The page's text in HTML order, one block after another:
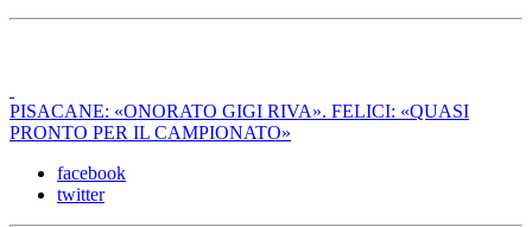
PISACANE: «ONORATO GIGI RIVA». FELICI: «QUASI
PRONTO PER IL CAMPIONATO»
facebook
twitter